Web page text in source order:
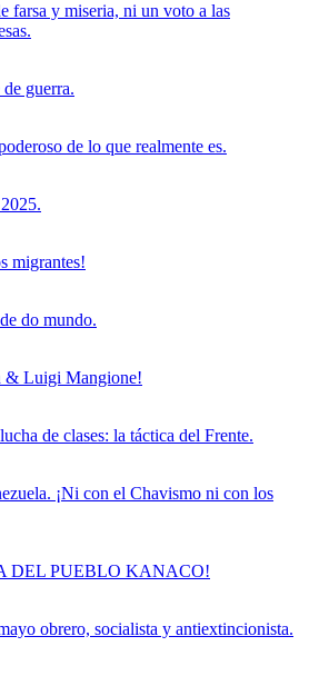
farsa y miseria, ni un voto a las
guerra.
de lo que realmente es.
migrantes!
do mundo.
& Luigi Mangione!
de clases: la táctica del Frente.
¡Ni con el Chavismo ni con los
DEL PUEBLO KANACO!
obrero, socialista y antiextincionista.